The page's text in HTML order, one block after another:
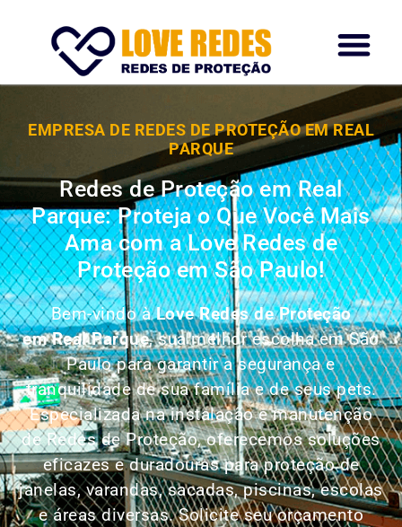
EMPRESA DE REDES DE PROTEÇÃO EM REAL
PARQUE
Redes de Proteção em Real
Parque: Proteja o Que Você Mais
Ama com a Love Redes de
Proteção em São Paulo!
Bem-vindo àLove Redes de Proteção
em Real Parque, sua melhor escolha em São
Paulo para garantir a segurança e
tranquilidade de sua família e de seus pets.
Especializada na instalação e manutenção
de Redes de Proteção, oferecemos soluções
eficazes e duradouras para proteção de
janelas, varandas, sacadas, piscinas, escolas
e áreas diversas. Solicite seu orçamento